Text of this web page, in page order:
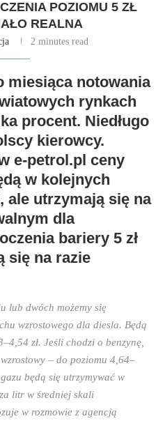
POZIOMU 5 ZŁ
REALNA
2 minutes read
miesiąca notowania
rynkach
procent. Niedługo
kierowcy.
e-petrol.pl ceny
w kolejnych
ale utrzymają się na
dla
bariery 5 zł
się na razie
lub dwóch możemy się
wzrostowego dla diesla. Będą
zł. Jeśli chodzi o benzynę,
– do poziomu 4,64–
będą się utrzymywać w
litr w średniej skali
w rozmowie z agencją